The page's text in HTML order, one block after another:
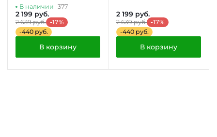
В наличии 377
2 199 руб.
2 639 руб. -17%
-440 руб.
В корзину
2 199 руб.
2 639 руб. -17%
-440 руб.
В корзину